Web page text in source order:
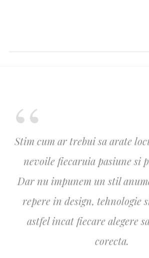
Stim cum ar trebui sa arate
nevoile fiecaruia pasiune si
Dar nu impunem un stil
repere in design, tehnologie
astfel incat fiecare alegere
corecta.